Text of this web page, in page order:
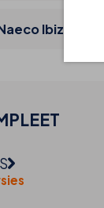
Ibiza